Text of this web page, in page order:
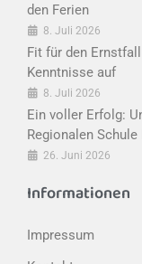
den Ferien
8. Juli 2026
Fit für den
Kenntnisse auf
8. Juli 2026
Ein voller Erfolg:
Regionalen Schule
26. Juni 2026
Informationen
Impressum